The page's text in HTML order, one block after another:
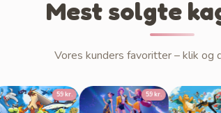
Mest solgte
Vores kunders favoritter – klik og
59 kr. 59 kr. 59